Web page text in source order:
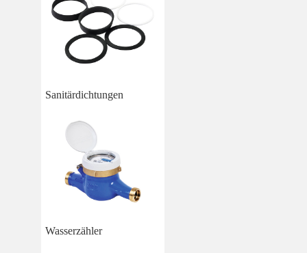
Sanitärdichtungen
Wasserzähler